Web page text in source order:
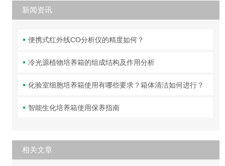
新闻资讯
便携式红外线CO分析仪的精度如何？
冷光源植物培养箱的组成结构及作用分析
化验室细胞培养箱使用有哪些要求？箱体清洁如何进行？
智能生化培养箱使用保养指南
相关文章